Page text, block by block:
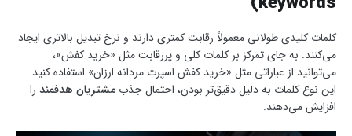
کلمات کلیدی طولانی معمولاً رقابت کمتری دارند و نرخ تبدیل بالاتری ایجاد
می‌کنند. به جای تمرکز بر کلمات کلی و پررقابت مثل «خرید کفش»،
می‌توانید از عباراتی مثل «خرید کفش اسپرت مردانه ارزان» استفاده کنید.
این نوع کلمات به دلیل دقیق‌تر بودن، احتمال جذب مشتریان هدفمند را
افزایش می‌دهند.